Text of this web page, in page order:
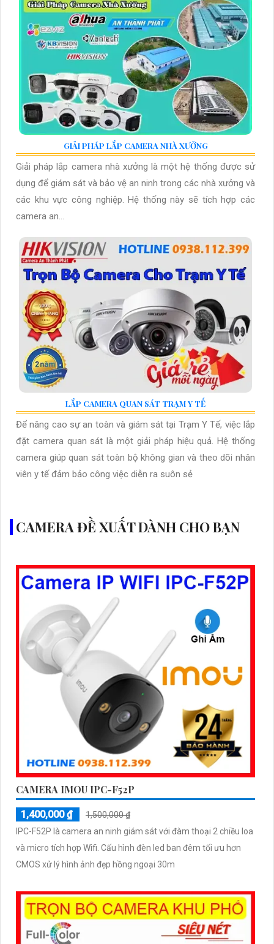
GIẢI PHÁP LẮP CAMERA NHÀ XƯỞNG
Giải pháp lắp camera nhà xưởng là một hệ thống được sử
dụng để giám sát và bảo vệ an ninh trong các nhà xưởng và
các khu vực công nghiệp. Hệ thống này sẽ tích hợp các
camera an...
LẮP CAMERA QUAN SÁT TRẠM Y TẾ
Để nâng cao sự an toàn và giám sát tại Trạm Y Tế, việc lắp
đặt camera quan sát là một giải pháp hiệu quả. Hệ thống
camera giúp quan sát toàn bộ không gian và theo dõi nhân
viên y tế đảm bảo công việc diễn ra suôn sẻ
CAMERA ĐỀ XUẤT DÀNH CHO BẠN
CAMERA IMOU IPC-F52P
1,400,000 ₫
1,500,000 ₫
IPC-F52P là camera an ninh giám sát với đàm thoại 2 chiều loa
và micro tích hợp Wifi. Cấu hình đèn led ban đêm tối ưu hơn
CMOS xử lý hình ảnh đẹp hồng ngoại 30m